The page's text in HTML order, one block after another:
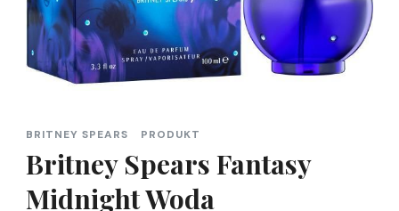
BRITNEY SPEARS PRODUKT
Britney Spears Fantasy
Midnight Woda